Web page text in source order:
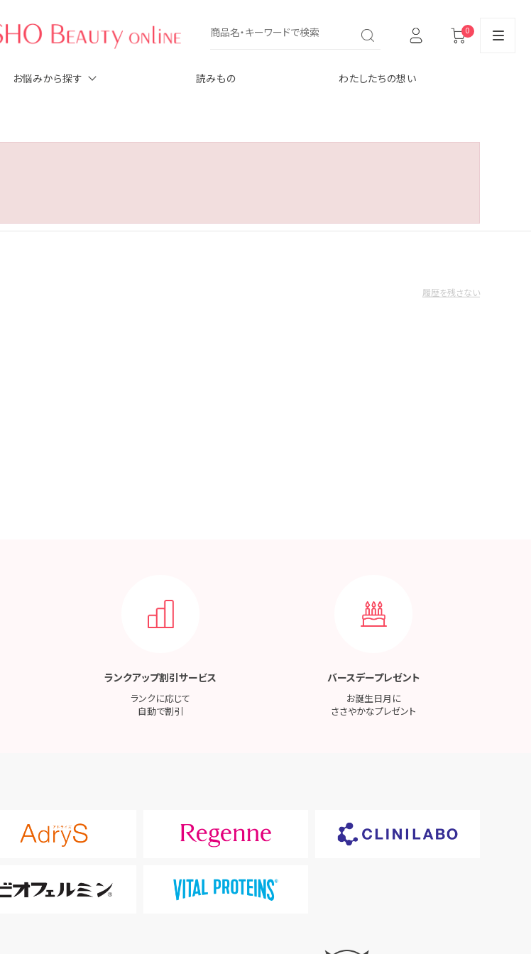
0
お悩みから探す 読みもの わたしたちの想い
履歴を残さない
ランクアップ割引サービス
ランクに応じて
自動で割引
バースデープレゼント
お誕生日月に
ささやかなプレゼント